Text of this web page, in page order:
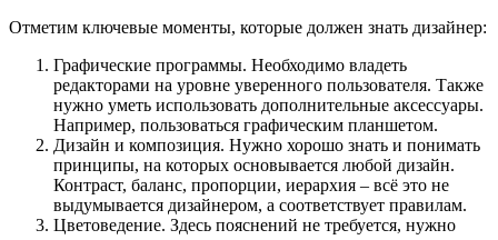
Отметим ключевые моменты, которые должен знать дизайнер:
Графические программы. Необходимо владеть
редакторами на уровне уверенного пользователя. Также
нужно уметь использовать дополнительные аксессуары.
Например, пользоваться графическим планшетом.
Дизайн и композиция. Нужно хорошо знать и понимать
принципы, на которых основывается любой дизайн.
Контраст, баланс, пропорции, иерархия – всё это не
выдумывается дизайнером, а соответствует правилам.
Цветоведение. Здесь пояснений не требуется, нужно